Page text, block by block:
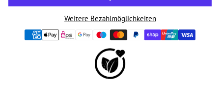
Weitere Bezahlmöglichkeiten